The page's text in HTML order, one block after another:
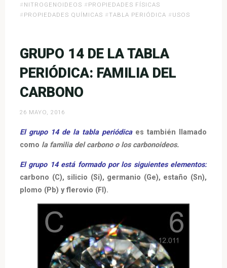
la
Tabla
del
Nitrógeno»
# NITROGENOIDEOS # PROPIEDADES FÍSICAS
# PROPIEDADES QUÍMICAS #TABLA PERIÓDICA # USOS
GRUPO 14 DE LA TABLA
PERIÓDICA: FAMILIA DEL
CARBONO
26 MAYO, 2016
El grupo 14 de la tabla periódica es también llamado
como la familia del carbono o los carbonoideos.
El grupo 14 está formado por los siguientes elementos:
carbono (C), silicio (Si), germanio (Ge), estaño (Sn),
plomo (Pb) y flerovio (Fl).